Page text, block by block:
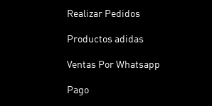
Realizar Pedidos
Productos adidas
Ventas Por Whatsapp
Pago